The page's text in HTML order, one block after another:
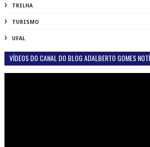
TRILHA
TURISMO
UFAL
VÍDEOS DO CANAL DO BLOG ADALBERTO GOMES